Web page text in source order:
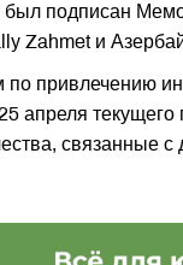
подписан
Zahmet и
привлечению
апреля
связанные